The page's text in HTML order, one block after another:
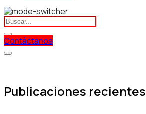
Contáctanos
Publicaciones recientes